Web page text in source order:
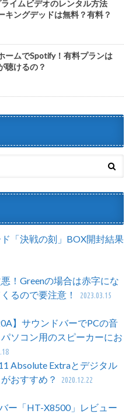
イムビデオのレンタル方法
キングデッドは無料？有料？
ームでSpotify！有料プランは
聴けるの？
「決戦の刻」BOX開封結果
！Greenの場合は赤字にな
るので要注意！
2023.03.15
】サウンドバーでPCの音
ソコン用のスピーカーにお
Absolute Extraとデジタル
おすすめ？
2020.12.22
ー「HT-X8500」レビュー